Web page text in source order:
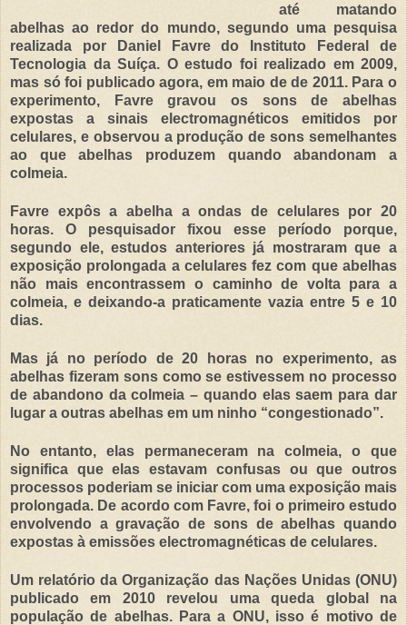
até matando
abelhas ao redor do mundo, segundo uma pesquisa
realizada por Daniel Favre do Instituto Federal de
Tecnologia da Suíça. O estudo foi realizado em 2009,
mas só foi publicado agora, em maio de de 2011. Para o
experimento, Favre gravou os sons de abelhas
expostas a sinais electromagnéticos emitidos por
celulares, e observou a produção de sons semelhantes
ao que abelhas produzem quando abandonam a
colmeia.
Favre expôs a abelha a ondas de celulares por 20
horas. O pesquisador fixou esse período porque,
segundo ele, estudos anteriores já mostraram que a
exposição prolongada a celulares fez com que abelhas
não mais encontrassem o caminho de volta para a
colmeia, e deixando-a praticamente vazia entre 5 e 10
dias.
Mas já no período de 20 horas no experimento, as
abelhas fizeram sons como se estivessem no processo
de abandono da colmeia – quando elas saem para dar
lugar a outras abelhas em um ninho “congestionado”.
No entanto, elas permaneceram na colmeia, o que
significa que elas estavam confusas ou que outros
processos poderiam se iniciar com uma exposição mais
prolongada. De acordo com Favre, foi o primeiro estudo
envolvendo a gravação de sons de abelhas quando
expostas à emissões electromagnéticas de celulares.
Um relatório da Organização das Nações Unidas (ONU)
publicado em 2010 revelou uma queda global na
população de abelhas. Para a ONU, isso é motivo de